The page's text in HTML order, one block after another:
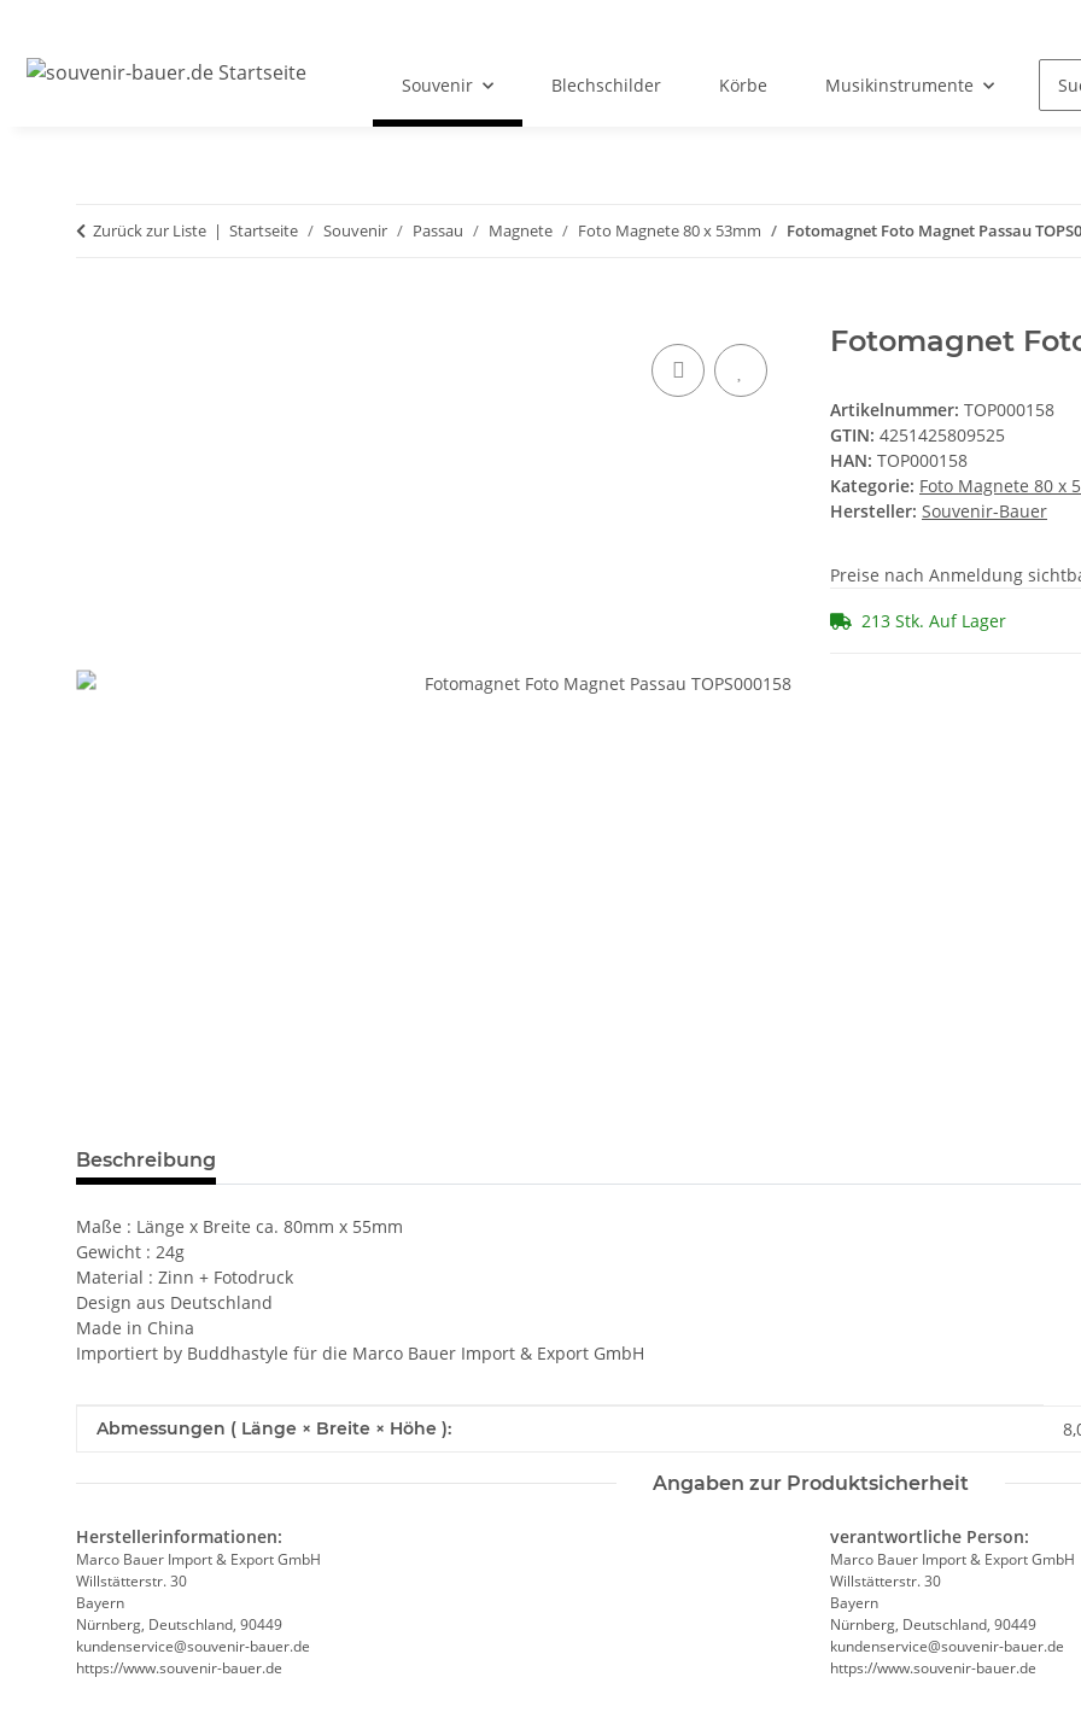
Souvenir Blechschilder Körbe Musikinstrumente
Zurück zur Liste Startseite Souvenir Passau Magnete Foto Magnete 80 x 53mm Fotomagnet Foto Magnet Passau
Fotomagnet
Artikelnummer: TOP000158
GTIN: 4251425809525
HAN: TOP000158
Kategorie: Foto Magnete 80 x
Hersteller: Souvenir-Bauer
Preise nach Anmeldung
213 Stk. Auf Lager
weitere Registerkarten anzeigen
Beschreibung
Maße : Länge x Breite ca. 80mm x 55mm
Gewicht : 24g
Material : Zinn + Fotodruck
Design aus Deutschland
Made in China
Importiert by Buddhastyle für die Marco Bauer Import & Export GmbH
Produkteigenschaft
Wert
Abmessungen ( Länge × Breite × Höhe ):
Angaben zur Produktsicherheit
Herstellerinformationen:
Marco Bauer Import & Export GmbH
Willstätterstr. 30
Bayern
Nürnberg, Deutschland, 90449
kundenservice@souvenir-bauer.de
https://www.souvenir-bauer.de
verantwortliche Person:
Marco Bauer Import & Export GmbH
Willstätterstr. 30
Bayern
Nürnberg, Deutschland, 90449
kundenservice@souvenir-bauer.de
https://www.souvenir-bauer.de